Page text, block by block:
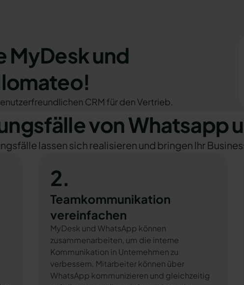
MyDesk und
CRM für den Vertrieb.
von Whatsapp
lassen sich realisieren und bringen Ihr
2.
Teamkommunikation
vereinfachen
MyDesk und WhatsApp können
zusammenarbeiten, um die interne
Kommunikation in Unternehmen zu
verbessern. Mitarbeiter können über
WhatsApp kommunizieren und gleichzeitig